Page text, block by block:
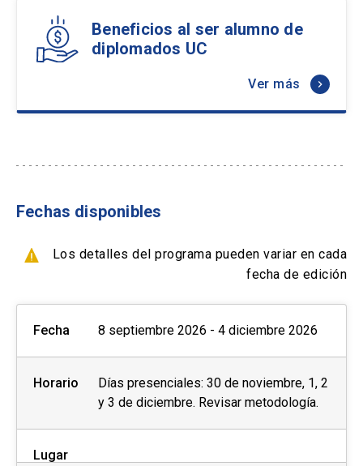
Formas de pago por empresas:
- Con ficha de inscripción y Orden de compra
10% Funcionarios empresas en convenio
10% Grupo de tres o más personas de una
efectuados PREVIO AL PAGO,
dinero.
Beneficios al ser alumno de
diplomados UC
Ver más keyboard_arrow_right
Fechas disponibles
Los detalles del programa pueden variar en cada
fecha de edición
Fecha 8 septiembre 2026 - 4 diciembre 2026
Horario
Días presenciales: 30 de noviembre, 1, 2
y 3 de diciembre. Revisar metodología.
Lugar